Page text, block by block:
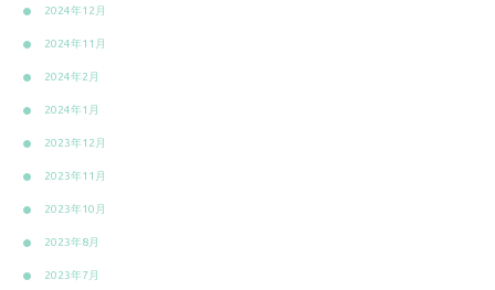
2024年12月
2024年11月
2024年2月
2024年1月
2023年12月
2023年11月
2023年10月
2023年8月
2023年7月